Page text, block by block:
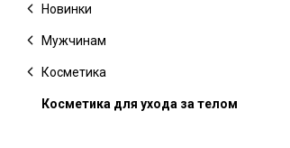
Новинки
Мужчинам
Косметика
Косметика для ухода за телом